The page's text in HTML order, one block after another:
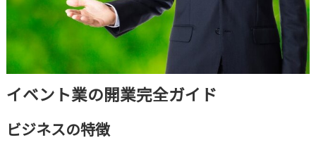
イベント業の開業完全ガイド
ビジネスの特徴